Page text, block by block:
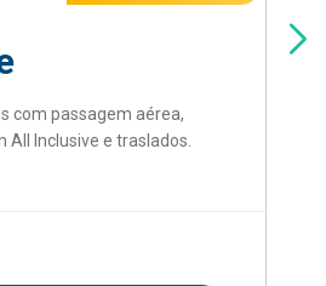
com passagem aérea,
All Inclusive e traslados.